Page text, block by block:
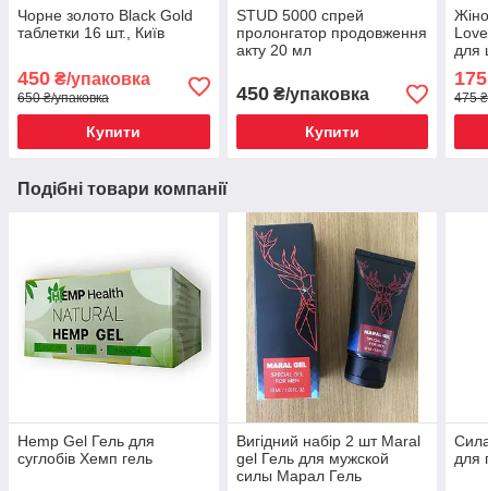
Чорне золото Black Gold
таблетки 16 шт., Київ
450 ₴/упаковка
650 ₴/упаковка
Купити
STUD 5000 спрей
пролонгатор продовження
акту 20 мл
450₴/упаковка
Купити
для
175
475
Подібні товари компанії
Hemp Gel Гель для
суглобів Хемп гель
Вигідний набір 2 шт Maral
gel Гель для мужской
силы Марал Гель
для